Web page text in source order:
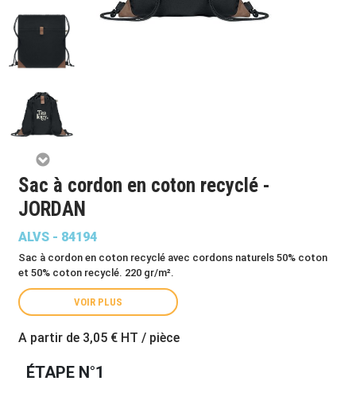
Sac à cordon en coton recyclé -
JORDAN
ALVS - 84194
Sac à cordon en coton recyclé avec cordons naturels 50% coton
et 50% coton recyclé. 220 gr/m².
VOIR PLUS
A partir de 3,05 € HT / pièce
ÉTAPE N°1